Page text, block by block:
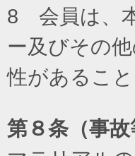
8 会員は、
ー及びその
性があること
第８条（事故